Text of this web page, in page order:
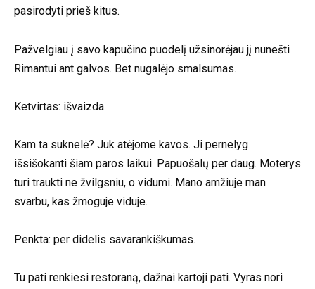
pasirodyti prieš kitus.
Pažvelgiau į savo kapučino puodelį užsinorėjau jį nunešti
Rimantui ant galvos. Bet nugalėjo smalsumas.
Ketvirtas: išvaizda.
Kam ta suknelė? Juk atėjome kavos. Ji pernelyg
išsišokanti šiam paros laikui. Papuošalų per daug. Moterys
turi traukti ne žvilgsniu, o vidumi. Mano amžiuje man
svarbu, kas žmoguje viduje.
Penkta: per didelis savarankiškumas.
Tu pati renkiesi restoraną, dažnai kartoji pati. Vyras nori